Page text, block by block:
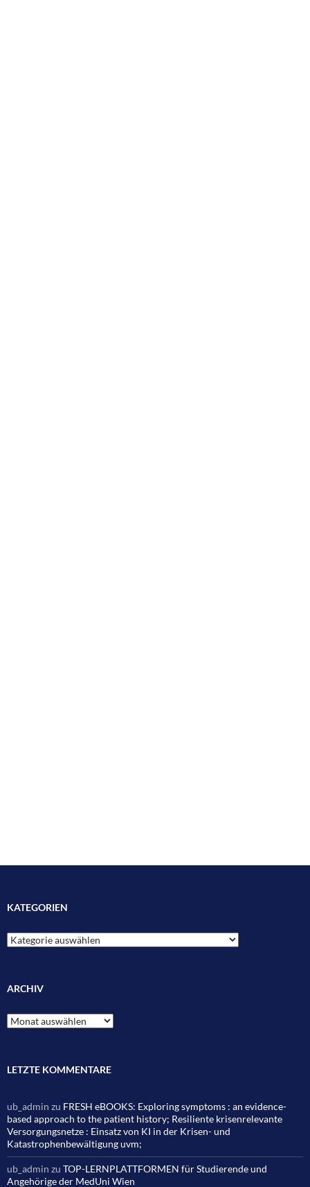
KATEGORIEN
Kategorien
ARCHIV
Archiv
LETZTE KOMMENTARE
ub_admin zu FRESH eBOOKS: Exploring symptoms : an evidence-
based approach to the patient history; Resiliente krisenrelevante
Versorgungsnetze : Einsatz von KI in der Krisen- und
Katastrophenbewältigung uvm;
ub_admin zu TOP-LERNPLATTFORMEN für Studierende und
Angehörige der MedUni Wien